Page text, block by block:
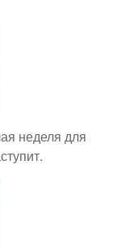
неделя для